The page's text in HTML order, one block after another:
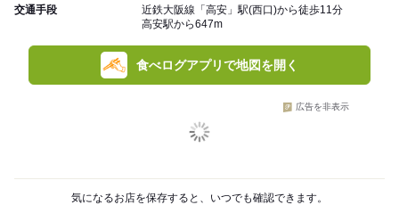
交通手段
近鉄大阪線「高安」駅(西口)から徒歩11分
高安駅から647m
食べログアプリで地図を開く
広告を非表示
気になるお店を保存すると、いつでも確認できます。